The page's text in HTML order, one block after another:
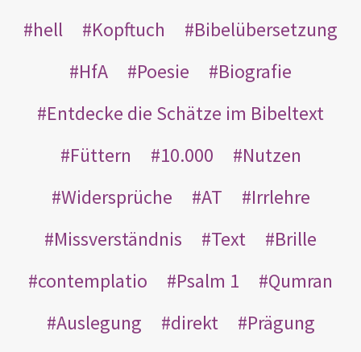
hell
Kopftuch
Bibelübersetzung
HfA
Poesie
Biografie
Entdecke die Schätze im Bibeltext
Füttern
10.000
Nutzen
Widersprüche
AT
Irrlehre
Missverständnis
Text
Brille
contemplatio
Psalm 1
Qumran
Auslegung
direkt
Prägung